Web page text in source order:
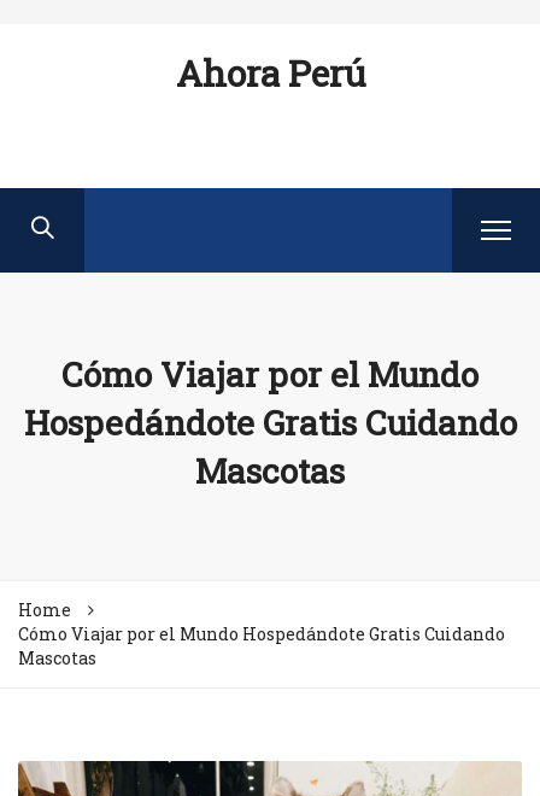
Ahora Perú
Cómo Viajar por el Mundo
Hospedándote Gratis Cuidando
Mascotas
Home
Cómo Viajar por el Mundo Hospedándote Gratis Cuidando
Mascotas